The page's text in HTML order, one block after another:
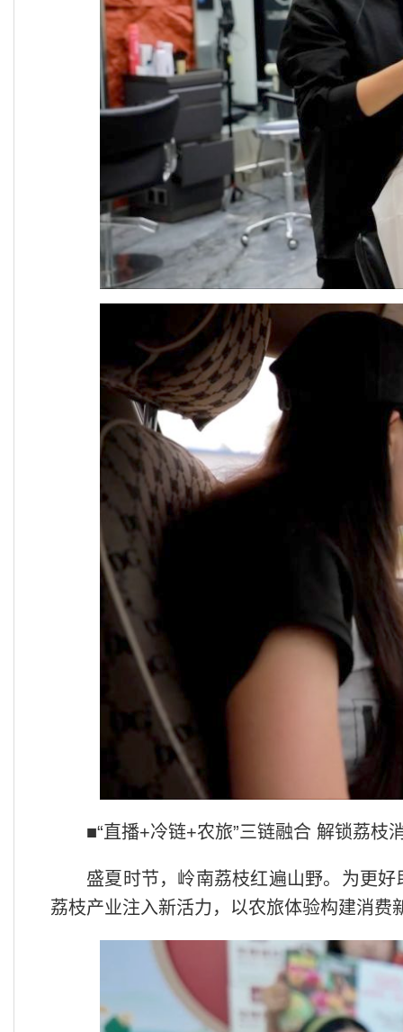
■“直播+冷链+农旅”三链融合 解锁荔枝
盛夏时节，岭南荔枝红遍山野。为更
荔枝产业注入新活力，以农旅体验构建消费